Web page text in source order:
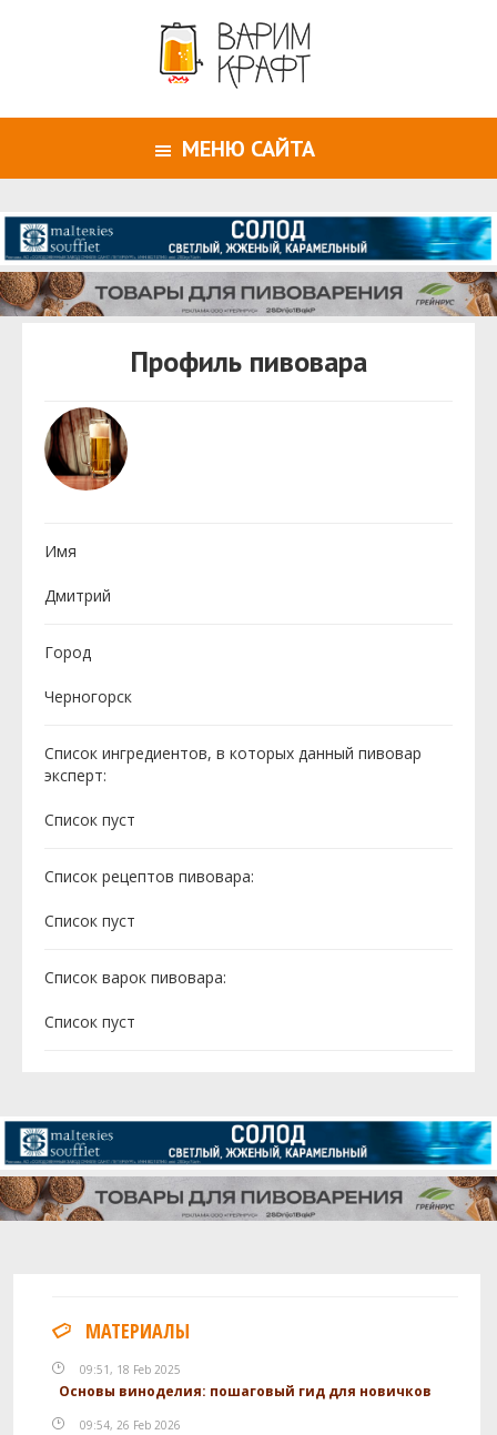
МЕНЮ САЙТА
Профиль пивовара
Имя
Дмитрий
Город
Черногорск
Список ингредиентов, в которых данный пивовар
эксперт:
Cписок пуст
Список рецептов пивовара:
Cписок пуст
Список варок пивовара:
Cписок пуст
МАТЕРИАЛЫ
09:51, 18 Feb 2025
Основы виноделия: пошаговый гид для новичков
09:54, 26 Feb 2026